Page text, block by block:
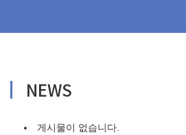
NEWS
게시물이 없습니다.